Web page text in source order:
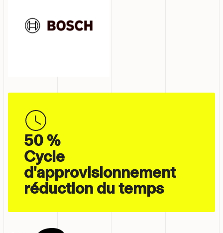
50 %
Cycle
d'approvisionnement
réduction du temps